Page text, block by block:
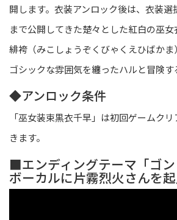
開します。衣装アンロック後は、衣装
まで公開してきた楚々とした紅白の巫
緋袴（みこしょうぞくびゃくえひばかま
ゴシックな雰囲気を纏ったハルと冒険す
◆アンロック条件
「巫女装束黒衣千早」は初回ゲームク
きます。
■エンディングテーマ「ゴ
ボーカルに片霧烈火さんを